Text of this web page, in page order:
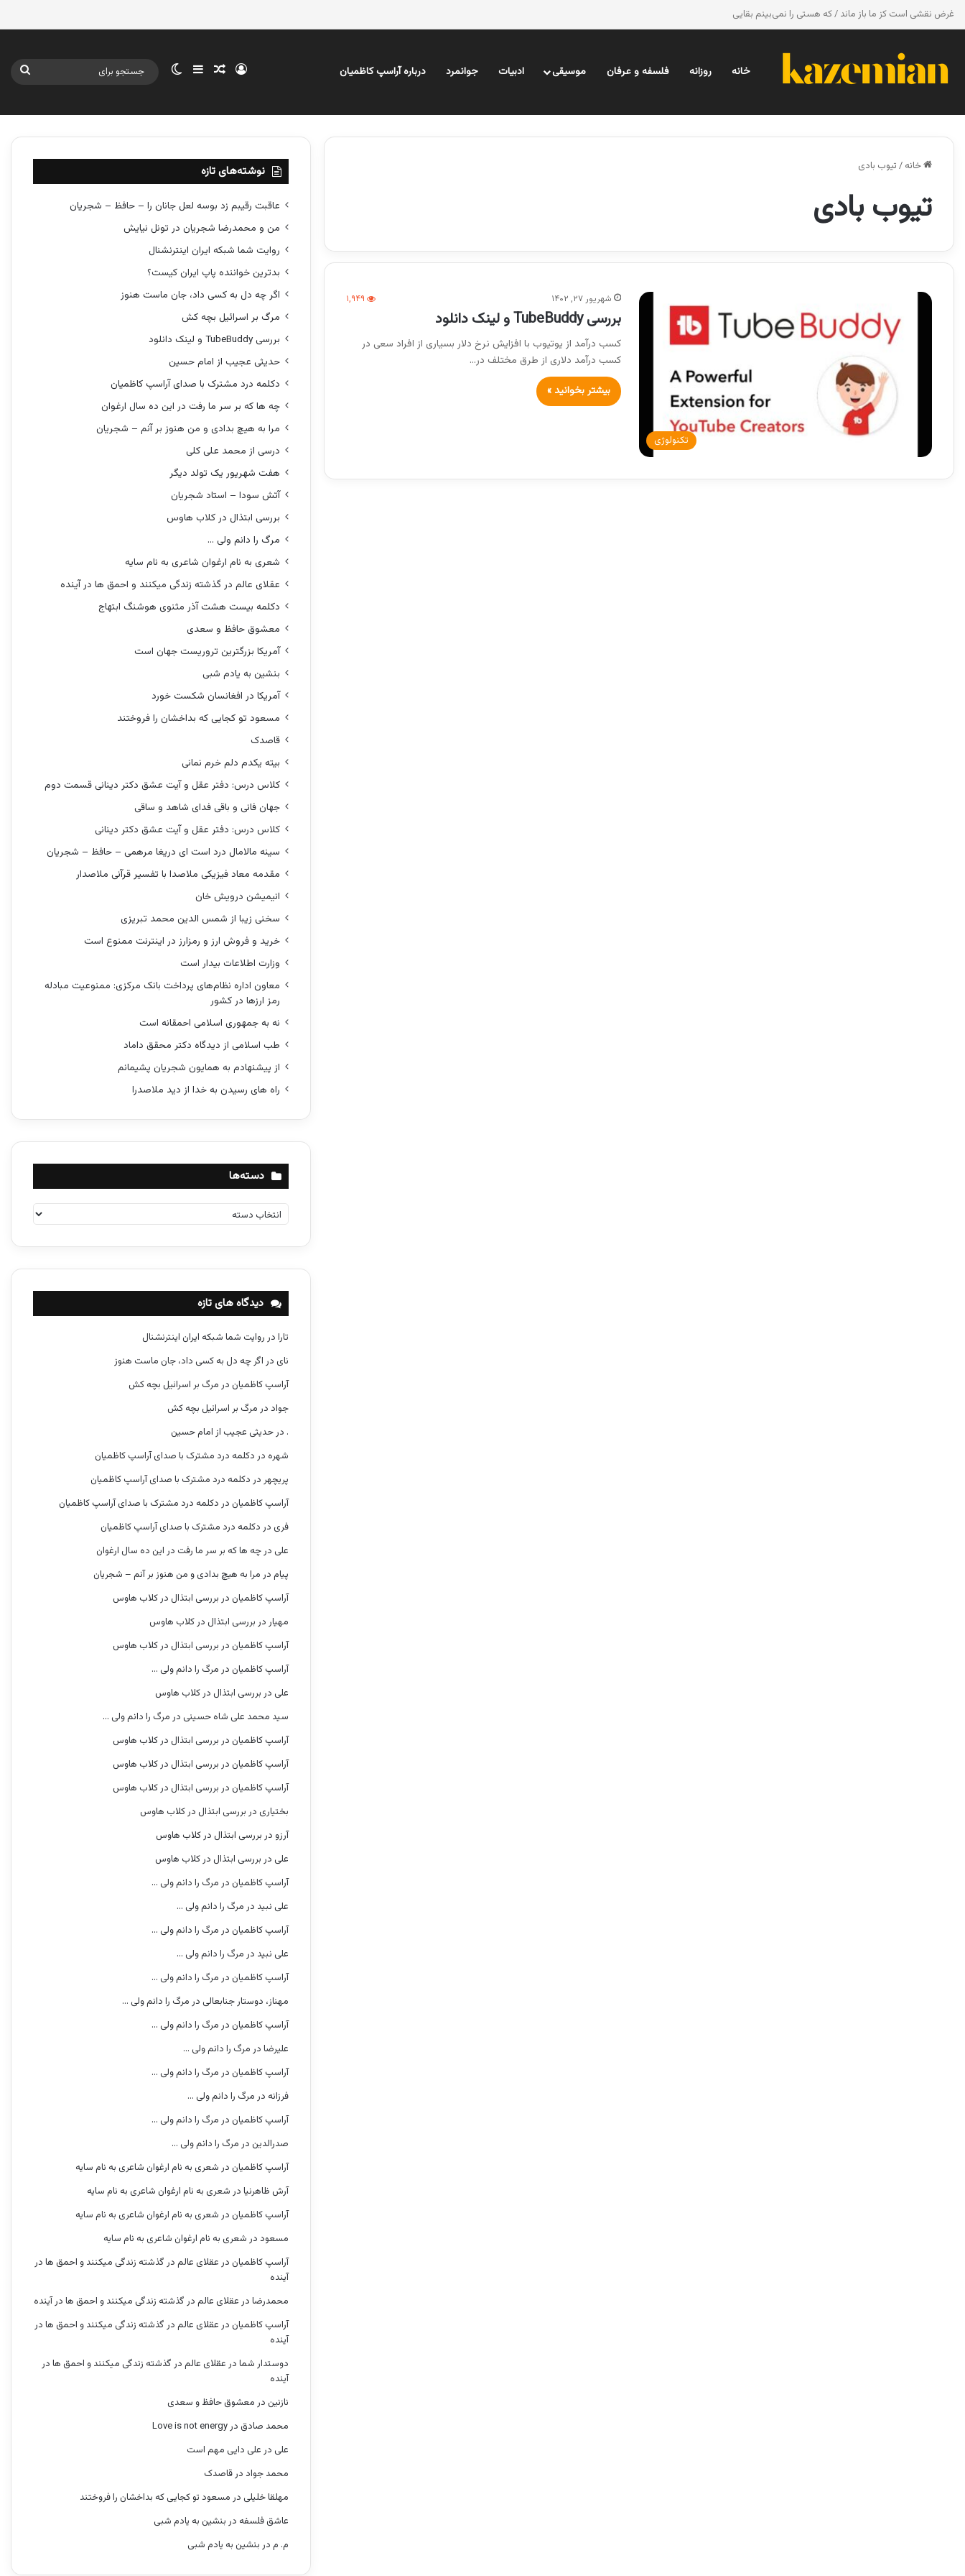
غرض نقشی است کز ما باز ماند / که هستی را نمی‌بینم بقایی
خانه روزانه فلسفه و عرفان موسیقی ادبیات جوانمرد درباره آراسپ کاظمیان ورود نوشته تصادفی
سایدبار تغییر پوسته
خانه / تیوب بادی
تیوب بادی
تکنولوژی
شهریور ۲۷, ۱۴۰۲ ۱,۹۴۹
بررسی TubeBuddy و لینک دانلود
کسب درآمد از یوتیوب با افزایش نرخ دلار بسیاری از افراد سعی در
کسب درآمد دلاری از طرق مختلف در…
بیشتر بخوانید »
نوشته‌های تازه
عاقبت رقیبم زد بوسه لعل جانان را – حافظ – شجریان
من و محمدرضا شجریان در تونل نیایش
روایت شما شبکه ایران اینترنشنال
بدترین خواننده پاپ ایران کیست؟
اگر چه دل به کسی داد، جان ماست هنوز
مرگ بر اسرائیل بچه کش
بررسی TubeBuddy و لینک دانلود
حدیثی عجیب از امام حسین
دکلمه درد مشترک با صدای آراسپ کاظمیان
چه ها که بر سر ما رفت در این ده سال ارغوان
مرا به هیچ بدادی و من هنوز بر آنم – شجریان
درسی از محمد علی کلی
هفت شهریور یک تولد دیگر
آتش سودا – استاد شجریان
بررسی ابتذال در کلاب هاوس
مرگ را دانم ولی …
شعری به نام ارغوان شاعری به نام سایه
عقلای عالم در گذشته زندگی میکنند و احمق ها در آینده
دکلمه بیست هشت آذر مثنوی هوشنگ ابتهاج
معشوق حافظ و سعدی
آمریکا بزرگترین تروریست جهان است
بنشین به یادم شبی
آمریکا در افغانسان شکست خورد
مسعود تو کجایی که بداخشان را فروختند
قاصدک
بیته یکدم دلم خرم نمانی
کلاس درس: دفتر عقل و آیت عشق دکتر دینانی قسمت دوم
جهان فانی و باقی فدای شاهد و ساقی
کلاس درس: دفتر عقل و آیت عشق دکتر دینانی
سینه مالامال درد است ای دریغا مرهمی – حافظ – شجریان
مقدمه معاد فیزیکی ملاصدا با تفسیر قرآنی ملاصدار
انیمیشن درویش خان
سخنی زیبا از شمس الدین محمد تبریزی
خرید و فروش ارز و رمزارز در اینترنت ممنوع است
وزارت اطلاعات بیدار است
معاون اداره نظام‌های پرداخت بانک مرکزی: ممنوعیت مبادله
رمز ارزها در کشور
نه به جمهوری اسلامی احمقانه است
طب اسلامی از دیدگاه دکتر محقق داماد
از پیشنهادم به همایون شجریان پشیمانم
راه های رسیدن به خدا از دید ملاصدرا
دسته‌ها
س
ه
دیدگاه های تازه
تارا در روایت شما شبکه ایران اینترنشنال
نای در اگر چه دل به کسی داد، جان ماست هنوز
آراسپ کاظمیان در مرگ بر اسرائیل بچه کش
جواد در مرگ بر اسرائیل بچه کش
. درحدیثی عجیب از امام حسین
شهره در دکلمه درد مشترک با صدای آراسپ کاظمیان
پریچهر در دکلمه درد مشترک با صدای آراسپ کاظمیان
آراسپ کاظمیان در دکلمه درد مشترک با صدای آراسپ کاظمیان
فری در دکلمه درد مشترک با صدای آراسپ کاظمیان
علی درچه ها که بر سر ما رفت در این ده سال ارغوان
پیام در مرا به هیچ بدادی و من هنوز بر آنم – شجریان
آراسپ کاظمیان در بررسی ابتذال در کلاب هاوس
مهیار در بررسی ابتذال در کلاب هاوس
آراسپ کاظمیان در بررسی ابتذال در کلاب هاوس
آراسپ کاظمیان در مرگ را دانم ولی …
علی در بررسی ابتذال در کلاب هاوس
سید محمد علی شاه حسینی در مرگ را دانم ولی …
آراسپ کاظمیان در بررسی ابتذال در کلاب هاوس
آراسپ کاظمیان در بررسی ابتذال در کلاب هاوس
آراسپ کاظمیان در بررسی ابتذال در کلاب هاوس
بختیاری در بررسی ابتذال در کلاب هاوس
آرزو در بررسی ابتذال در کلاب هاوس
علی در بررسی ابتذال در کلاب هاوس
آراسپ کاظمیان در مرگ را دانم ولی …
علی نبید در مرگ را دانم ولی …
آراسپ کاظمیان در مرگ را دانم ولی …
علی نبید در مرگ را دانم ولی …
آراسپ کاظمیان در مرگ را دانم ولی …
مهناز، دوستار جنابعالی در مرگ را دانم ولی …
آراسپ کاظمیان در مرگ را دانم ولی …
علیرضا در مرگ را دانم ولی …
آراسپ کاظمیان در مرگ را دانم ولی …
فرزانه در مرگ را دانم ولی …
آراسپ کاظمیان در مرگ را دانم ولی …
صدرالدین در مرگ را دانم ولی …
آراسپ کاظمیان در شعری به نام ارغوان شاعری به نام سایه
آرش ظاهرنیا در شعری به نام ارغوان شاعری به نام سایه
آراسپ کاظمیان در شعری به نام ارغوان شاعری به نام سایه
مسعود در شعری به نام ارغوان شاعری به نام سایه
آراسپ کاظمیان در عقلای عالم در گذشته زندگی میکنند و احمق ها در
آینده
محمدرضا در عقلای عالم در گذشته زندگی میکنند و احمق ها در آینده
آراسپ کاظمیان در عقلای عالم در گذشته زندگی میکنند و احمق ها در
آینده
دوستدار شما در عقلای عالم در گذشته زندگی میکنند و احمق ها در
آینده
نازنین در معشوق حافظ و سعدی
محمد صادق درLove is not energy
علی در علی دایی مهم است
محمد جواد درقاصدک
مهلقا خلیلی در مسعود تو کجایی که بداخشان را فروختند
عاشق فلسفه در بنشین به یادم شبی
م. م در بنشین به یادم شبی